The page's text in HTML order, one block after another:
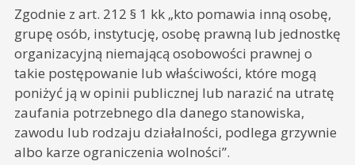
Zgodnie z art. 212 § 1 kk „kto pomawia inną osobę,
grupę osób, instytucję, osobę prawną lub jednostkę
organizacyjną niemającą osobowości prawnej o
takie postępowanie lub właściwości, które mogą
poniżyć ją w opinii publicznej lub narazić na utratę
zaufania potrzebnego dla danego stanowiska,
zawodu lub rodzaju działalności, podlega grzywnie
albo karze ograniczenia wolności”.